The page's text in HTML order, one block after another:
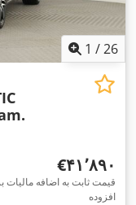
1 /26
‎€۴۱٬۸۹۰
قیمت ثابت به اضافه مالیات
افزوده